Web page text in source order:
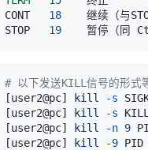
CONT 18
STOP 19
# 以下发送KILL信号的形式
[user2@pc] kill -s
[user2@pc] kill -s
[user2@pc] kill -n 9
[user2@pc] kill -9